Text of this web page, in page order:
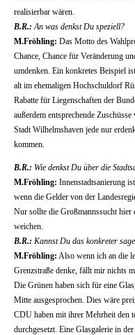
realisierbar wären.
B.R.: An was denkst Du speziell?
M.Fröhling: Das Motto des
Chance, Chance für Veränderung
umdenken. Ein konkretes Beispiel
alt im ehemaligen Hochschuldorf
Rabatte für Liegenschaften der
außerdem entsprechende
Stadt Wilhelmshaven jede nur
kommen.
B.R.: Wie denkst Du über die
M.Fröhling: Innenstadtsanierung
wenn die Gelder von der
Nur sollte die Großmannssucht
weichen.
B.R.: Kannst Du das konkreter
M.Fröhling: Also wenn ich an die
Grenzstraße denke, fällt mir nichts
Die Grünen haben sich für eine
Mitte ausgesprochen. Dies wäre
CDU haben mit ihrer Mehrheit den
durchgesetzt. Eine Glasgalerie in